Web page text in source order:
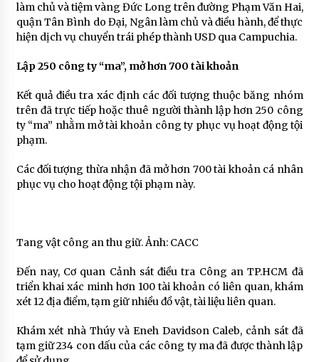
làm chủ và tiệm vàng Đức Long trên đường Phạm Văn Hai,
quận Tân Bình do Đại, Ngân làm chủ và điều hành, để thực
hiện dịch vụ chuyển trái phép thành USD qua Campuchia.
Lập 250 công ty “ma”, mở hơn 700 tài khoản
Kết quả điều tra xác định các đối tượng thuộc băng nhóm
trên đã trực tiếp hoặc thuê người thành lập hơn 250 công
ty “ma” nhằm mở tài khoản công ty phục vụ hoạt động tội
phạm.
Các đối tượng thừa nhận đã mở hơn 700 tài khoản cá nhân
phục vụ cho hoạt động tội phạm này.
Tang vật công an thu giữ. Ảnh: CACC
Đến nay, Cơ quan Cảnh sát điều tra Công an TP.HCM đã
triển khai xác minh hơn 100 tài khoản có liên quan, khám
xét 12 địa điểm, tạm giữ nhiều đồ vật, tài liệu liên quan.
Khám xét nhà Thúy và Eneh Davidson Caleb, cảnh sát đã
tạm giữ 234 con dấu của các công ty ma đã được thành lập